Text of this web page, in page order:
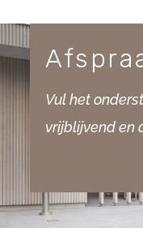
Vul het
vrijblijvend en